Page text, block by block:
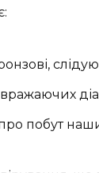
побут